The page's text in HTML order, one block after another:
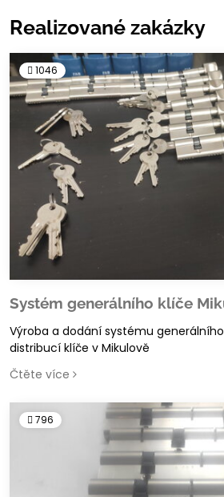
Realizované zakázky
1046
Systém generálního klíče
Výroba a dodání systému
distribucí klíče v Mikulově
Čtěte více
796